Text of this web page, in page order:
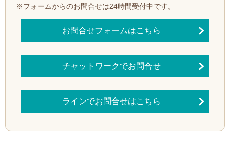
※フォームからのお問合せは24時間受付中です。
お問合せフォームはこちら
チャットワークでお問合せ
ラインでお問合せはこちら